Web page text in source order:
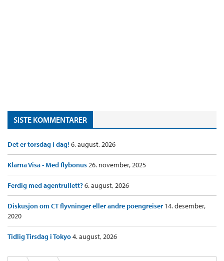
SISTE KOMMENTARER
Det er torsdag i dag! 6. august, 2026
Klarna Visa - Med flybonus26. november, 2025
Ferdig med agentrullett?6. august, 2026
Diskusjon om CT flyvninger eller andre poengreiser 14. desember,
2020
Tidlig Tirsdag i Tokyo4. august, 2026